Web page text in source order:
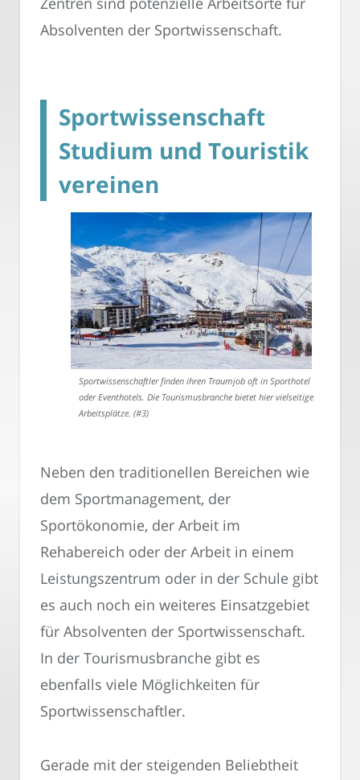
Absolventen der Sportwissenschaft.
Sportwissenschaft
Studium und Touristik
vereinen
Sportwissenschaftler finden ihren Traumjob oft in Sporthotel
oder Eventhotels. Die Tourismusbranche bietet hier vielseitige
Arbeitsplätze. (#3)
Neben den traditionellen Bereichen wie
dem Sportmanagement, der
Sportökonomie, der Arbeit im
Rehabereich oder der Arbeit in einem
Leistungszentrum oder in der Schule gibt
es auch noch ein weiteres Einsatzgebiet
für Absolventen der Sportwissenschaft.
In der Tourismusbranche gibt es
ebenfalls viele Möglichkeiten für
Sportwissenschaftler.
Gerade mit der steigenden Beliebtheit